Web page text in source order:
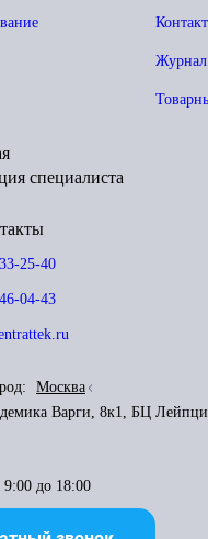
Журнал
специалиста
25-40
04-43
Москва
Варги, 8к1, БЦ
до 18:00